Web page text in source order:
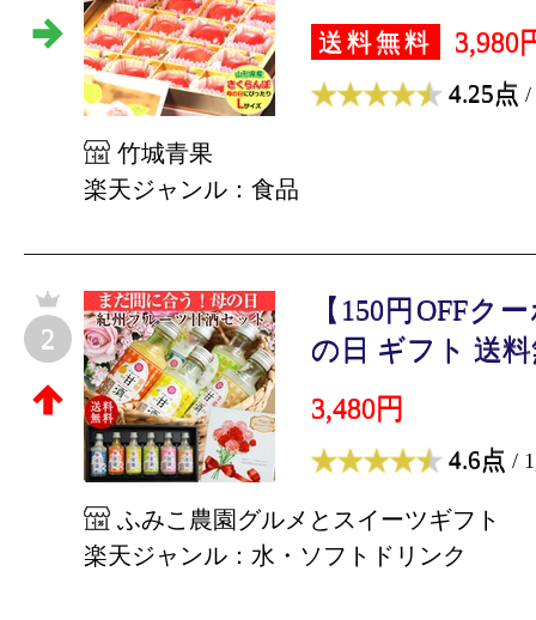
送料無料 3,980
4.25点 /
竹城青果
楽天ジャンル：食品
2
【150円OFFク
の日 ギフト 送
3,480円
4.6点 /
ふみこ農園グルメとスイーツギフト
楽天ジャンル：水・ソフトドリンク